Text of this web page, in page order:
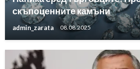
скъпоценните камъни
admin_zarata 08.08.2025